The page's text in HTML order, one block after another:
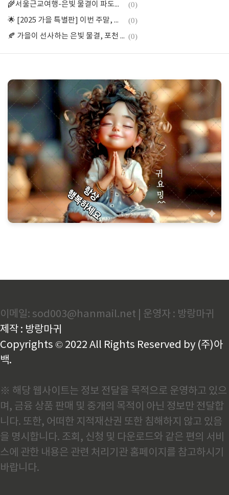
🌾서울근교여행-은빛 물결이 파도치는 곳! 소래습지 생태공원 갈대밭 (0)
🌟 [2025 가을 특별판] 이번 주말, 양평 두물머리 단풍 드라이브 완전 정복! (0)
🍂 가을이 선사하는 은빛 물결, 포천 명성산 억새축제 (0)
이메일: sod003@hanmail.net | 운영자 : 방랑마귀
제작 : 방랑마귀
Copyrights © 2022 All Rights Reserved by (주)아
백.
※ 해당 웹사이트는 정보 전달을 목적으로 운영하고 있으
며, 금융 상품 판매 및 중개의 목적이 아닌 정보만 전달합
니다. 또한, 어떠한 지적재산권 또한 침해하지 않고 있음
을 명시합니다. 조회, 신청 및 다운로드와 같은 편의 서비
스에 관한 내용은 관련 처리기관 홈페이지를 참고하시기
바랍니다.